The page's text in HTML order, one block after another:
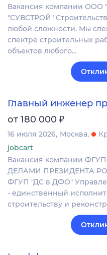
Вакансия компании
"СУВСТРОЙ"
любой сложности. Мы
спектре строительных
объектов любого…
Главный инженер
от 180 000 ₽
16 июля 2026 Москва
jobcart
Вакансия компании
ДЕЛАМИ ПРЕЗИДЕНТА
ФГУП "ДС в ДФО"
- единственный
строительству и